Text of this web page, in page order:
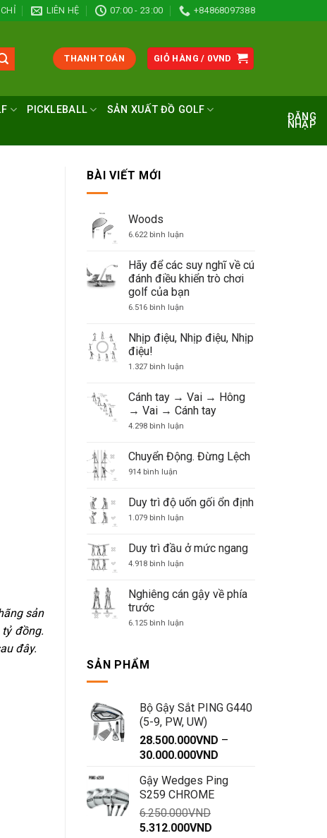
LIÊN HỆ 07:00 - 23:00 +84868097388
THANH TOÁN GIỎ HÀNG / 0VND
PICKLEBALL SẢN XUẤT ĐỒ GOLF
ĐĂNG
NHẬP
sản
đồng.
đây.
BÀI VIẾT MỚI
Woods
6.622 bình luận
Hãy để các suy nghĩ về cú
đánh điều khiển trò chơi
golf của bạn
6.516 bình luận
các
suy
khiển
trò
chơi
Nhịp điệu, Nhịp điệu, Nhịp
điệu!
1.327 bình luận
Nhịp
điệu,
Nhịp
Cánh tay → Vai → Hông
→ Vai → Cánh tay
4.298 bình luận
→
Vai
Vai
→
Chuyển Động. Đừng Lệch
914 bình luận
Đừng
Lệch
Duy trì độ uốn gối ổn định
1.079 bình luận
độ
uốn
Duy trì đầu ở mức ngang
4.918 bình luận
đầu
ở
Nghiêng cán gậy về phía
trước
6.125 bình luận
SẢN PHẨM
Bộ Gậy Sắt PING G440
(5-9, PW, UW)
28.500.000VND –
30.000.000VND
từ
Gậy Wedges Ping
S259 CHROME
6.250.000VND
Giá
5.312.000VND